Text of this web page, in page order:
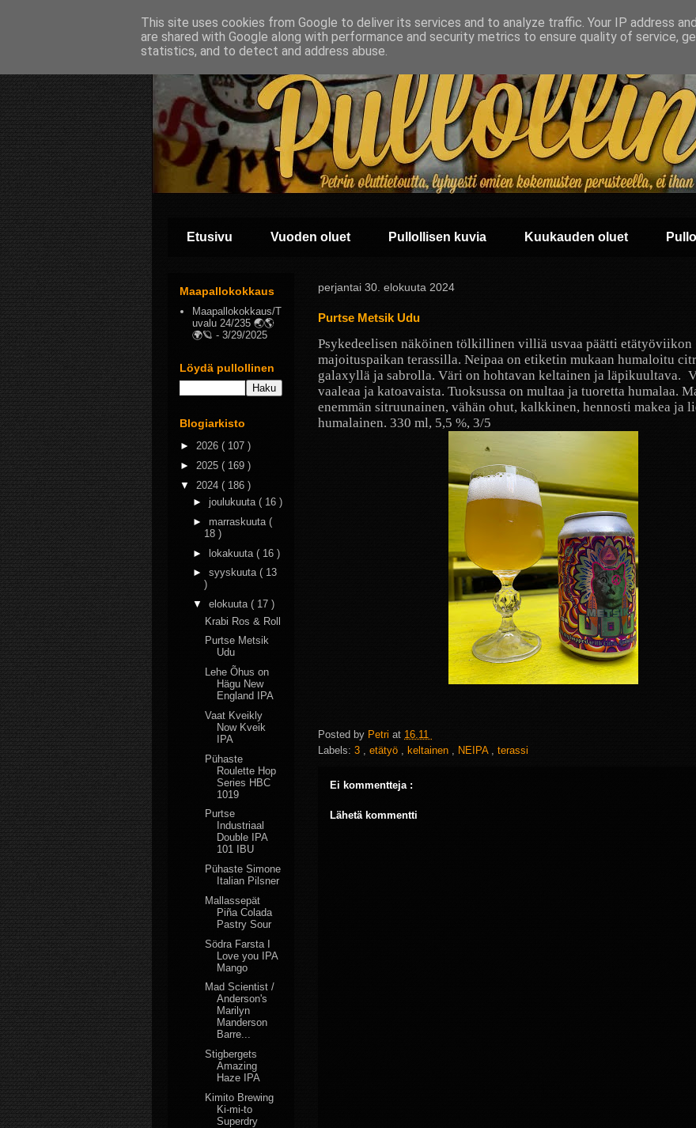
Etusivu Vuoden oluet Pullollisen kuvia Kuukauden oluet
perjantai 30. elokuuta 2024
Purtse Metsik Udu
Psykedeelisen näköinen tölkillinen villiä usvaa päätti etätyöviikon
majoituspaikan terassilla. Neipaa on etiketin mukaan humaloitu
galaxyllä ja sabrolla. Väri on hohtavan keltainen ja läpikuultava.
vaaleaa ja katoavaista. Tuoksussa on multaa ja tuoretta humalaa.
enemmän sitruunainen, vähän ohut, kalkkinen, hennosti makea ja
humalainen. 330 ml, 5,5 %, 3/5
Posted by Petri at 16.11
Labels: 3 , etätyö , keltainen , NEIPA , terassi
Ei kommentteja :
Lähetä kommentti
Maapallokokkaus
Maapallokokkaus/T
uvalu 24/235 🌏🌎
🌍🪐 - 3/29/2025
Löydä pullollinen
Blogiarkisto
► 2026 ( 107 )
► 2025 ( 169 )
▼ 2024 ( 186 )
► joulukuuta ( 16 )
► marraskuuta (
18 )
► lokakuuta ( 16 )
► syyskuuta ( 13
)
▼ elokuuta ( 17 )
Krabi Ros & Roll
Purtse Metsik
Udu
Lehe Õhus on
Hägu New
England IPA
Vaat Kveikly
Now Kveik
IPA
Pühaste
Roulette Hop
Series HBC
1019
Purtse
Industriaal
Double IPA
101 IBU
Pühaste Simone
Italian Pilsner
Mallassepät
Piña Colada
Pastry Sour
Södra Farsta I
Love you IPA
Mango
Mad Scientist /
Anderson's
Marilyn
Manderson
Barre...
Stigbergets
Amazing
Haze IPA
Kimito Brewing
Ki-mi-to
Superdry
This site uses cookies from Google to deliver its services and to analyze traffic. Your IP address
are shared with Google along with performance and security metrics to ensure quality of service,
statistics, and to detect and address abuse.